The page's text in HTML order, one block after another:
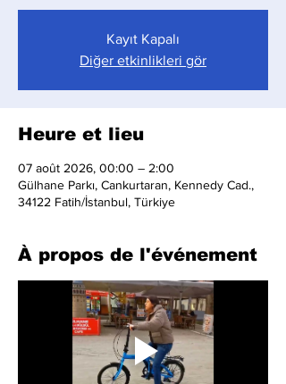
Kayıt Kapalı
Diğer etkinlikleri gör
Heure et lieu
07 août 2026, 00:00 – 2:00
Gülhane Parkı, Cankurtaran, Kennedy Cad.,
34122 Fatih/İstanbul, Türkiye
À propos de l'événement